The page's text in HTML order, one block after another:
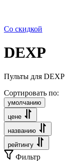
Со скидкой
DEXP
Пульты для DEXP
Сортировать по:
умолчанию
цене
названию
рейтингу
Фильтр